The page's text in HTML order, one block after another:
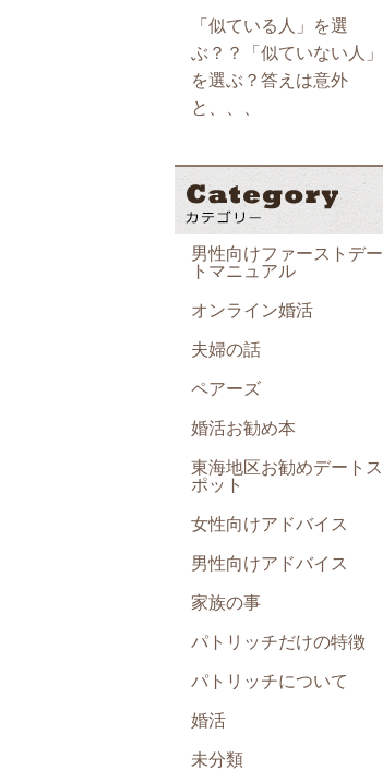
「似ている人」を選
ぶ？？「似ていない人」
を選ぶ？答えは意外
と、、、
男性向けファーストデー
トマニュアル
オンライン婚活
夫婦の話
ペアーズ
婚活お勧め本
東海地区お勧めデートス
ポット
女性向けアドバイス
男性向けアドバイス
家族の事
パトリッチだけの特徴
パトリッチについて
婚活
未分類